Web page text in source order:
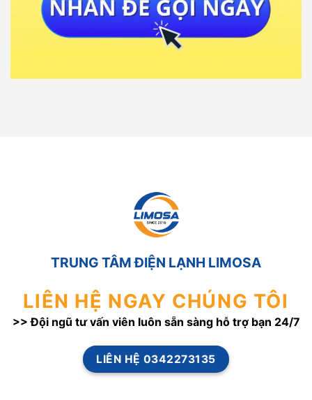
TRUNG TÂM ĐIỆN LẠNH LIMOSA
LIÊN HỆ NGAY CHÚNG TÔI
>> Đội ngũ tư vấn viên luôn sẵn sàng hỗ trợ bạn 24/7
LIÊN HỆ 0342273135